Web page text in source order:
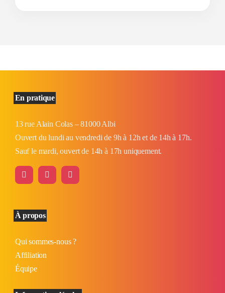
En pratique
13 rue Alain Colas – 81000 Albi
Ouvert du lundi au vendredi de 9h à 12h et de 14h à 17h.
Sauf le mardi, ouvert de 14h à 17h uniquement.
À propos
Qui sommes-nous ?
Affiliation
Équipe